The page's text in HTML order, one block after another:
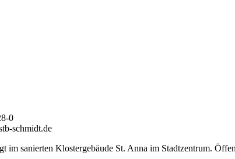
0
schmidt.de
im sanierten Klostergebäude St. Anna im Stadtzentrum.